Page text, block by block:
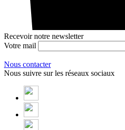
Recevoir notre newsletter
Votre mail
Nous contacter
Nous suivre sur les réseaux sociaux